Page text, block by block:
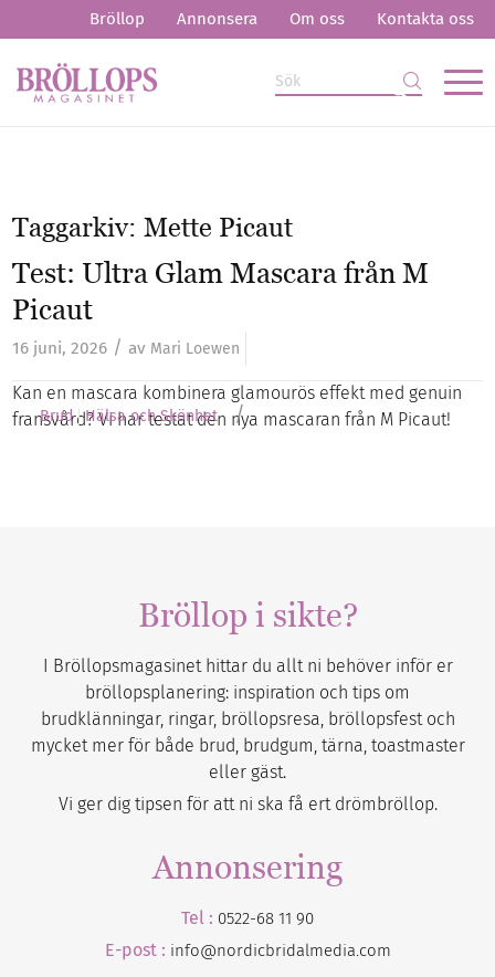
Bröllop Annonsera Om oss Kontakta oss
Taggarkiv:Mette Picaut
Test: Ultra Glam Mascara från M
Picaut
16 juni, 2026 / av Mari Loewen
Kan en mascara kombinera glamourös effekt med genuin
fransvård? Vi har testat den nya mascaran från M Picaut!
Brud Hälsa och Skönhet /
Bröllop i sikte?
I Bröllopsmagasinet hittar du allt ni behöver inför er
bröllopsplanering: inspiration och tips om
brudklänningar, ringar, bröllopsresa, bröllopsfest och
mycket mer för både brud, brudgum, tärna, toastmaster
eller gäst.
Vi ger dig tipsen för att ni ska få ert drömbröllop.
Annonsering
Tel : 0522-68 11 90
E-post : info@nordicbridalmedia.com